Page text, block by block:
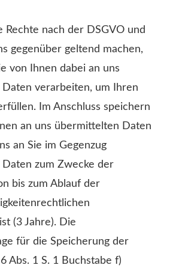
Rechte nach der DSGVO und
gegenüber geltend machen,
von Ihnen dabei an uns
verarbeiten, um Ihren
Im Anschluss speichern
an uns übermittelten Daten
an Sie im Gegenzug
zum Zwecke der
bis zum Ablauf der
(3 Jahre). Die
für die Speicherung der
Abs. 1 S. 1 Buchstabe f)